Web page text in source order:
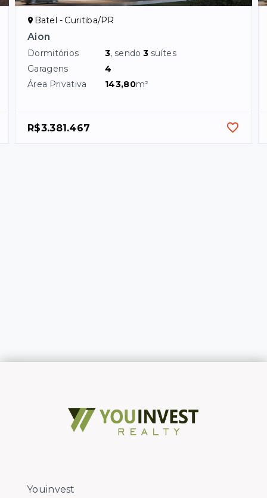
Batel - Curitiba/PR
Aion
Dormitórios 3, sendo3 suítes
Garagens
4
Área Privativa
143,80m²
R$3.381.467
Youinvest